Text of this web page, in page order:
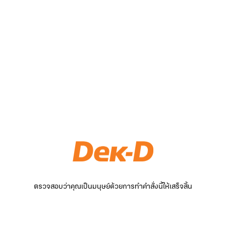
ตรวจสอบว่าคุณเป็นมนุษย์ด้วยการทำคำสั่งนี้ให้เสร็จสิ้น